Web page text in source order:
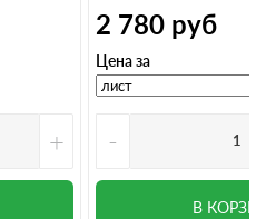
+
2 780 руб
Цена за
-
В